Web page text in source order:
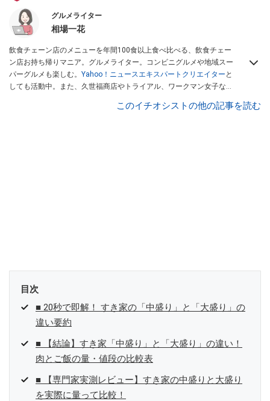
グルメライター
相場一花
飲食チェーン店のメニューを年間100食以上食べ比べる、飲食チェー
ン店お持ち帰りマニア。グルメライター。コンビニグルメや地域スー
パーグルメも楽しむ。 Yahoo！ニュースエキスパートクリエイター と
しても活動中。また、久世福商店やトライアル、ワークマン女子など
、集英社「週刊プレイボーイ」、宝島
このイチオシストの他の記事を読む
目次
■ 20秒で即解！ すき家の「中盛り」と「大盛り」の
違い要約
■ 【結論】すき家「中盛り」と「大盛り」の違い！
肉とご飯の量・値段の比較表
■ 【専門家実測レビュー】すき家の中盛りと大盛り
を実際に量って比較！